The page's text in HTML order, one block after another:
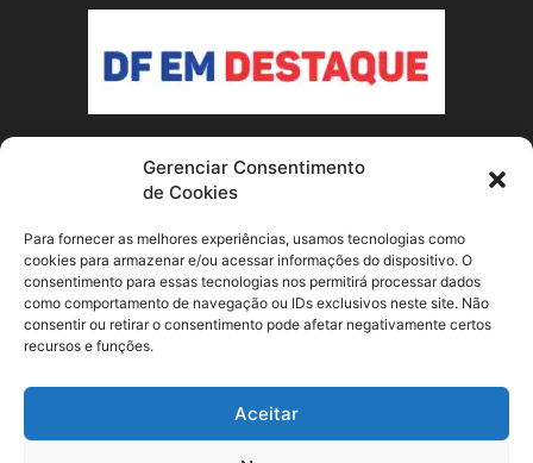
Gerenciar Consentimento
de Cookies
Para fornecer as melhores experiências, usamos tecnologias como
cookies para armazenar e/ou acessar informações do dispositivo. O
consentimento para essas tecnologias nos permitirá processar dados
como comportamento de navegação ou IDs exclusivos neste site. Não
consentir ou retirar o consentimento pode afetar negativamente certos
recursos e funções.
Aceitar
SOBRE NÓS
Conheça o nosso site de notícias sobre Brasília e o Distrito
Federal! Fique por dentro dos acontecimentos locais e
nacionais que afetam a capital do país.
Contato:dfemdestaque@gmail.com
SIGA-NOS